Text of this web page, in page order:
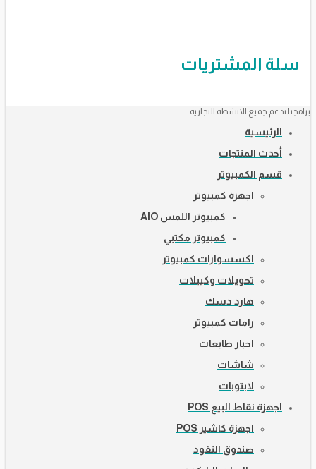
سلة المشتريات
برامجنا تدعم جميع الانشطة التجارية
الرئيسية
أحدث المنتجات
قسم الكمبيوتر
اجهزة كمبيوتر
كمبيوتر اللمس AIO
كمبيوتر مكتبي
اكسسوارات كمبيوتر
تحويلات وكيبلات
هارد دسك
رامات كمبيوتر
احبار طابعات
شاشات
لابتوبات
اجهزة نقاط البيع POS
اجهزة كاشير POS
صندوق النقود